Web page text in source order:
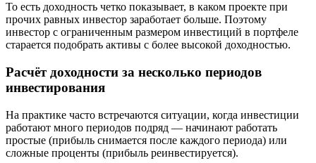
То есть доходность четко показывает, в каком проекте при
прочих равных инвестор заработает больше. Поэтому
инвестор с ограниченным размером инвестиций в портфеле
старается подобрать активы с более высокой доходностью.
Расчёт доходности за несколько периодов
инвестирования
На практике часто встречаются ситуации, когда инвестиции
работают много периодов подряд — начинают работать
простые (прибыль снимается после каждого периода) или
сложные проценты (прибыль реинвестируется).